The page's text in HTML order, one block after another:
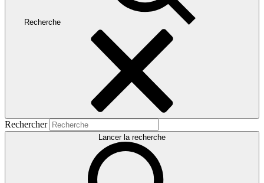
Recherche
Rechercher
Lancer la recherche